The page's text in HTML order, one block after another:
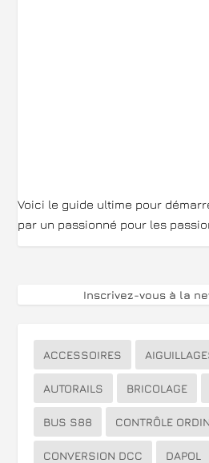
Voici le guide ultime pour
par un passionné pour les
Inscrivez-vous à la
ACCESSOIRES
AUTORAILS BRICOLAGE
BUS S88 CONTRÔLE
CONVERSION DCC DAPOL